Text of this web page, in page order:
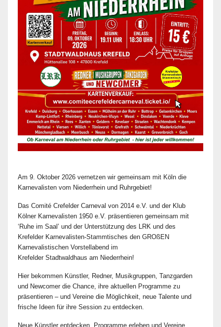
Am 9. Oktober 2026 vernetzen wir gemeinsam mit Köln die
Karnevalisten vom Niederrhein und Ruhrgebiet!
Das Comité Crefelder Carneval von 2014 e.V. und der Klub
Kölner Karnevalisten 1950 e.V. präsentieren gemeinsam mit
‘Ruhe im Saal’ und der Unterstützung des LRK und des
Krefelder Karnevalisten-Stammtisches den GROßEN
Karnevalistischen Vorstellabend im
Krefelder Stadtwaldhaus am Niederrhein!
Hier bekommen Künstler, Redner, Musikgruppen, Tanzgarden
und Newcomer die Chance, ihre aktuellen Programme zu
präsentieren – und Vereine die Möglichkeit, neue Talente und
frische Ideen für ihre Session zu entdecken.
Neue Künstler entdecken, Programme erleben und Vereine